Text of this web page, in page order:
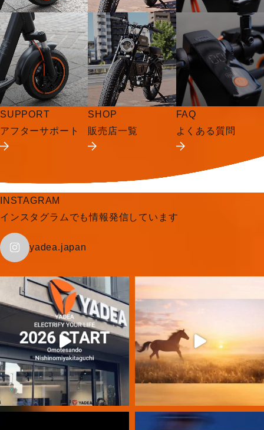
SUPPORT
アフターサポート
SHOP
販売店一覧
FAQ
よくある質問
INSTAGRAM
インスタグラムでも情報発信しています
yadea.japan